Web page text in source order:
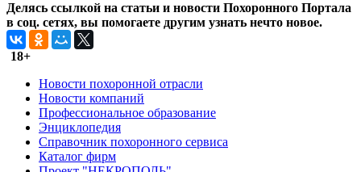
Делясь ссылкой на статьи и новости Похоронного Портала
в соц. сетях, вы помогаете другим узнать нечто новое.
18+
Новости похоронной отрасли
Новости компаний
Профессиональное образование
Энциклопедия
Справочник похоронного сервиса
Каталог фирм